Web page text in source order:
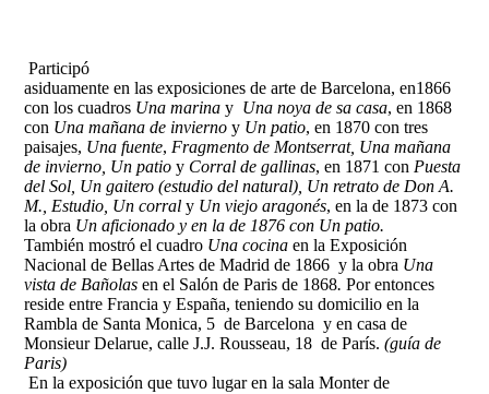
Participó
asiduamente en las exposiciones de arte de Barcelona, en1866
con los cuadros Una marinay Una noya de sa casa, en 1868
con Una mañana de invierno y Un patio, en 1870 con tres
paisajes, Una fuente, Fragmento de Montserrat, Una mañana
de invierno, Un patioy Corral de gallinas, en 1871 con Puesta
del Sol, Un gaitero (estudio del natural), Un retrato de Don A.
M., Estudio, Un corraly Un viejo aragonés, en la de 1873 con
la obra Un aficionado y en la de 1876 con Un patio.
También mostró el cuadro Una cocina en la Exposición
Nacional de Bellas Artes de Madrid de 1866y la obra Una
vista de Bañolas en el Salón de Paris de 1868. Por entonces
resideentre Francia y España, teniendo su domicilio en la
Rambla de Santa Monica, 5 de Barcelona y en casa de
Monsieur Delarue, calle J.J. Rousseau, 18 de París.(guía de
Paris)
En la exposición que tuvo lugar en la sala Monter de